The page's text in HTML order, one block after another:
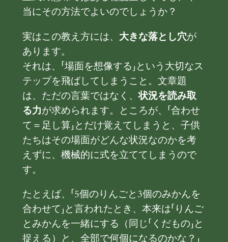
当にその方法でよいのでしょうか？
実はこの教え方には、 大きな落とし穴が
あります。
それは、「場面を想像する」という大切なス
テップを飛ばしてしまうこと。文章題
は、ただの言葉ではなく、状況を読み取
る力が求められます。ところが、「合わせ
て＝足し算」とだけ覚えてしまうと、子供
たちはその場面がどんな状況なのかを考
えずに、機械的に式を立ててしまうので
す。
たとえば、「5個のりんごと3個のみかんを
合わせて」と言われたとき、本来は「りんご
とみかんを一緒にする（同じ「くだもの」と
捉える）と、全部で何個になるのかな？」